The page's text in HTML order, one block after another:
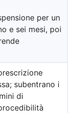
per un
e sei mesi, poi
subentrano i
di